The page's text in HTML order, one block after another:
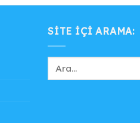
SITE IÇI ARAMA: